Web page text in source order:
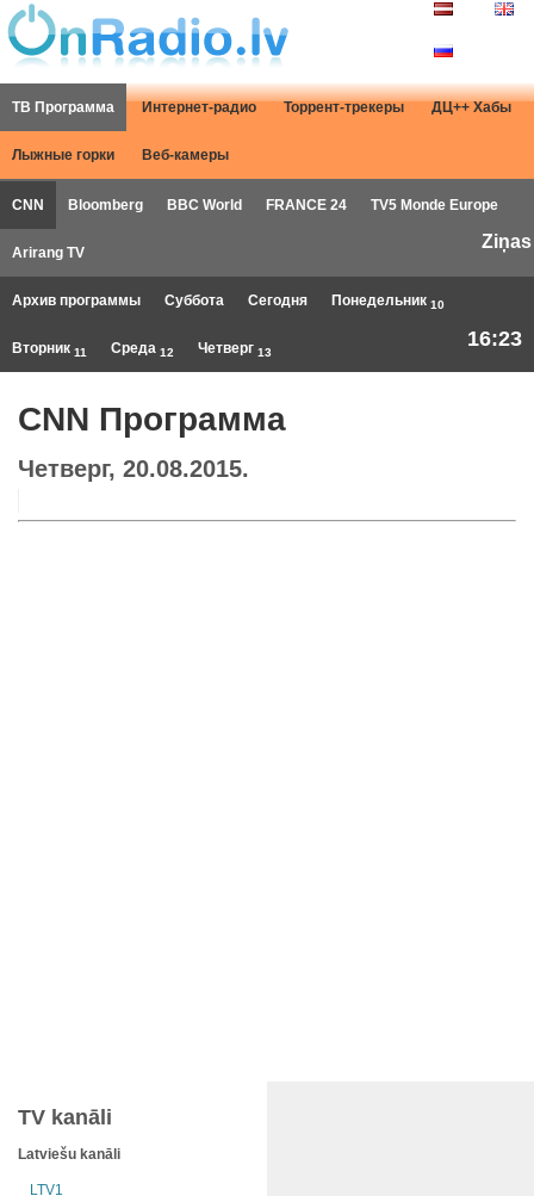
ТВ Программа Интернет-радио Торрент-трекеры ДЦ++ Хабы
Лыжные горки Веб-камеры
CNN Bloomberg BBC World FRANCE 24 TV5 Monde Europe
Arirang TV
Ziņas
Архив программы Суббота Сегодня Понедельник 10
Вторник 11 Среда 12 Четверг 13
16:23
CNN Программа
Четверг, 20.08.2015.
TV kanāli
Latviešu kanāli
LTV1